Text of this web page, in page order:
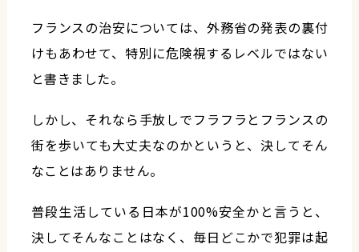
フランスの治安については、外務省の発表の裏付
けもあわせて、特別に危険視するレベルではない
と書きました。
しかし、それなら手放しでフラフラとフランスの
街を歩いても大丈夫なのかというと、決してそん
なことはありません。
普段生活している日本が100%安全かと言うと、
決してそんなことはなく、毎日どこかで犯罪は起